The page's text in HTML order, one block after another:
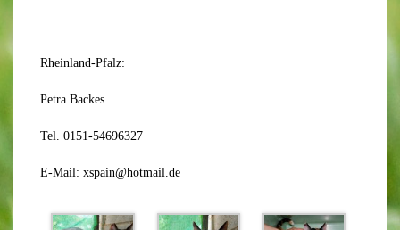
Rheinland-Pfalz:
Petra Backes
Tel. 0151-54696327
E-Mail: xspain@hotmail.de